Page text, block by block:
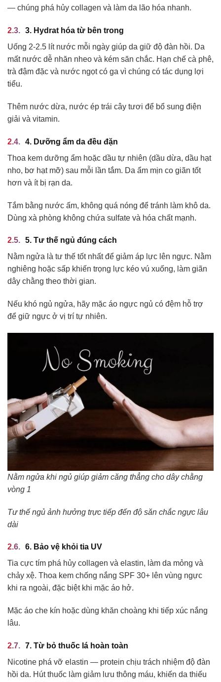
— chúng phá hủy collagen và làm da lão hóa nhanh.
3. Hydrat hóa từ bên trong
Uống 2-2.5 lít nước mỗi ngày giúp da giữ độ đàn hồi. Da
mất nước dễ nhăn nheo và kém săn chắc. Hạn chế cà phê,
trà đậm đặc và nước ngọt có ga vì chúng có tác dụng lợi
tiểu.
Thêm nước dừa, nước ép trái cây tươi để bổ sung điện
giải và vitamin.
4. Dưỡng ẩm da đều đặn
Thoa kem dưỡng ẩm hoặc dầu tự nhiên (dầu dừa, dầu hạt
nho, bơ hạt mỡ) sau mỗi lần tắm. Da ẩm mịn co giãn tốt
hơn và ít bị rạn da.
Tắm bằng nước ấm, không quá nóng để tránh làm khô da.
Dùng xà phòng không chứa sulfate và hóa chất mạnh.
5. Tư thế ngủ đúng cách
Nằm ngửa là tư thế tốt nhất để giảm áp lực lên ngực. Nằm
nghiêng hoặc sấp khiến trọng lực kéo vú xuống, làm giãn
dây chằng theo thời gian.
Nếu khó ngủ ngửa, hãy mặc áo ngực ngủ có đệm hỗ trợ
để giữ ngực ở vị trí tự nhiên.
Nằm ngửa khi ngủ giúp giảm căng thẳng cho dây chằng
vòng 1
Tư thế ngủ ảnh hưởng trực tiếp đến độ săn chắc ngực lâu
dài
6. Bảo vệ khỏi tia UV
Tia cực tím phá hủy collagen và elastin, làm da mỏng và
chảy xệ. Thoa kem chống nắng SPF 30+ lên vùng ngực
khi ra ngoài, đặc biệt khi mặc áo hở.
Mặc áo che kín hoặc dùng khăn choàng khi tiếp xúc nắng
lâu.
7. Từ bỏ thuốc lá hoàn toàn
Nicotine phá vỡ elastin — protein chịu trách nhiệm độ đàn
hồi da. Hút thuốc làm giảm lưu thông máu, khiến da thiếu